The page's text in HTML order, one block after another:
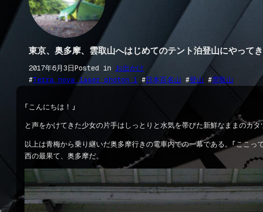
東京、奥多摩、雲取山へはじめてのテント泊登山にやって
2017年6月3日Posted in お出かけ
#Terra nova laser photon 1 #日本百名山 #登山 #雲取山
「こんにちは！」
と声をかけてきた少女の片手はしっとりと水気を帯びた新鮮なままのカ
以上は青梅から乗り継いだ奥多摩行きの電車内での一幕である。「ここ
西の最果て、奥多摩だ。